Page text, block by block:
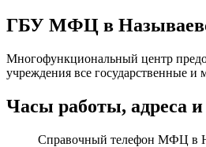
ГБУ МФЦ в
Многофункциональный центр
учреждения все государственные
Часы работы, адреса
Справочный телефон МФЦ в